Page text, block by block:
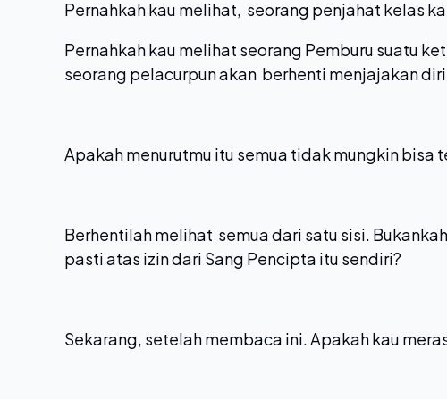
Pernahkah kau melihat, seorang penjahat kelas
Pernahkah kau melihat seorang Pemburu suatu
seorang pelacurpun akan berhenti menjajakan
Apakah menurutmu itu semua tidak mungkin bisa
Berhentilah melihat semua dari satu sisi.
pasti atas izin dari Sang Pencipta itu sendiri?
Sekarang, setelah membaca ini. Apakah kau